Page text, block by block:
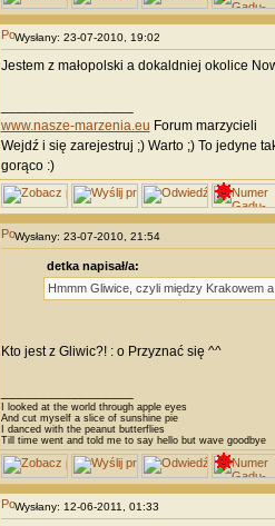
Wysłany: 23-07-2010, 19:02
Jestem z małopolski a dokaldniej okolice
www.nasze-marzenia.eu Forum marzycieli
Wejdź i się zarejestruj ;) Warto ;) To jedyne
gorąco :)
Wysłany: 23-07-2010, 21:54
detka napisał/a:
Hmmm Gliwice, czyli między Krakowem a
Kto jest z Gliwic?! : o Przyznać się ^^
I looked at the world through apple eyes
And cut myself a slice of sunshine pie
I danced with the peanut butterflies
Till time went and told me to say hello but wave goodbye
Wysłany: 12-06-2011, 01:33